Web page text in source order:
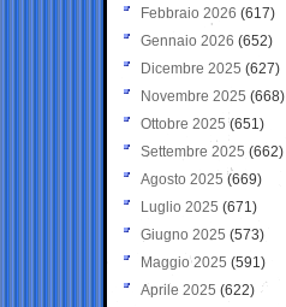
Febbraio 2026 (617)
Gennaio 2026 (652)
Dicembre 2025 (627)
Novembre 2025 (668)
Ottobre 2025 (651)
Settembre 2025 (662)
Agosto 2025 (669)
Luglio 2025 (671)
Giugno 2025 (573)
Maggio 2025 (591)
Aprile 2025 (622)